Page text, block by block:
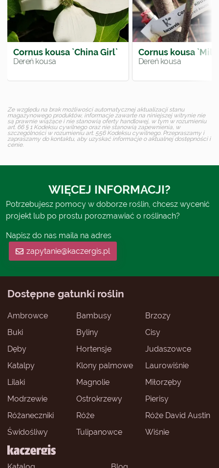
Cornus kousa `China Girl`
Dereń kousa
Cornus kousa
Dereń kousa
Ze względu na brak możliwości automatycznej aktualizacji stanu
magazynowego produktów, informacje zawarte na niniejszej witrynie nie
są prawnie wiążące i nie stanowią oferty handlowej, w tym w rozumieniu
art. 66 § 1 Kodeksu cywilnego oraz nie stanowią zapewnienia, w
szczególności w rozumieniu art. 556 Kodeksu cywilnego. Przepraszamy i
zapraszamy do kontaktu, aby uzyskać informacje o aktualnej dostępności i
cenie.
WIĘCEJ INFORMACJI?
Potrzebujesz pomocy w doborze roślin, chcesz wycenić
projekt lub po prostu porozmawiać o roślinach?
Napisz do nas maila na adres
zapytanie@kaczergis.pl
Dostępne gatunki roślin
Ambrowce Bambusy
Brzozy
Buki
Byliny
Cisy
Dęby
Hortensje
Judaszowce
Katalpy
Klony palmowe
Laurowiśnie
Lilaki
Magnolie
Miłorzęby
Modrzewie
Ostrokrzewy
Pierisy
Różaneczniki
Róże
Róże David Austin
Świdośliwy
Tulipanowce Wiśnie